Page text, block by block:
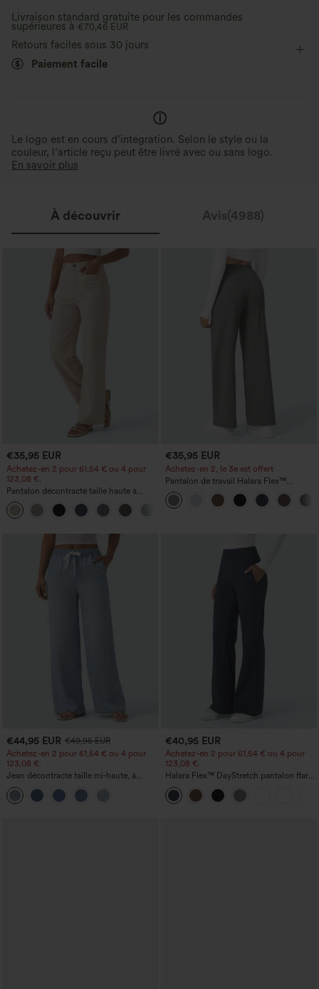
Élasticité quatre directions
Livraison standard gratuite pour les commandes
supérieures à €70,46 EUR
Retours faciles sous 30 jours
Paiement facile
Le logo est en cours d’intégration. Selon le style ou la
couleur, l’article reçu peut être livré avec ou sans logo.
En savoir plus
À découvrir Avis(4988)
€35,95 EUR
Achetez-en 2 pour 61,54 € ou 4 pour
123,08 €.
Pantalon décontracté taille haute à
jambe droite, effet lin, avec poches
€35,95 EUR
Achetez-en 2, le 3e est offert
Pantalon de travail Halara Flex™
DayStretch à taille haute, avec poches et
coupe droite
€44,95 EUR €49,95 EUR
Achetez-en 2 pour 61,54 € ou 4 pour
123,08 €.
Jean décontracté taille mi‑haute, à
cordon de serrage, avec poches
€40,95 EUR
Achetez-en 2 pour 61,54 € ou 4 pour
123,08 €.
Halara Flex™ DayStretch pantalon flare
de travail, taille mi-haute, poche latérale
zippée